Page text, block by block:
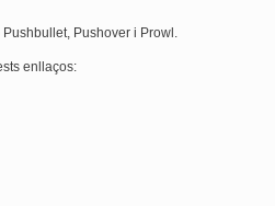
Pushover i Prowl.
enllaços: